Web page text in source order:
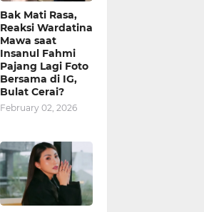
Bak Mati Rasa,
Reaksi Wardatina
Mawa saat
Insanul Fahmi
Pajang Lagi Foto
Bersama di IG,
Bulat Cerai?
February 02, 2026